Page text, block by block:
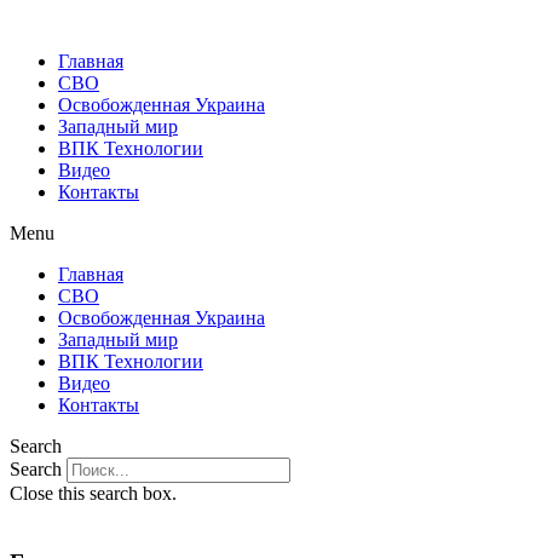
Главная
СВО
Освобожденная Украина
Западный мир
ВПК Технологии
Видео
Контакты
Menu
Главная
СВО
Освобожденная Украина
Западный мир
ВПК Технологии
Видео
Контакты
Search
Search
Close this search box.